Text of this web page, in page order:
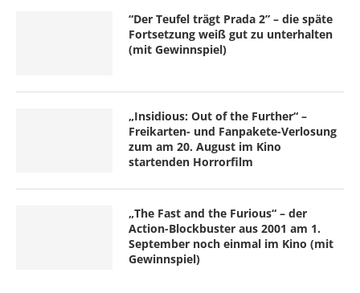
“Der Teufel trägt Prada 2” – die späte
Fortsetzung weiß gut zu unterhalten
(mit Gewinnspiel)
„Insidious: Out of the Further“ –
Freikarten- und Fanpakete-Verlosung
zum am 20. August im Kino
startenden Horrorfilm
„The Fast and the Furious“ – der
Action-Blockbuster aus 2001 am 1.
September noch einmal im Kino (mit
Gewinnspiel)